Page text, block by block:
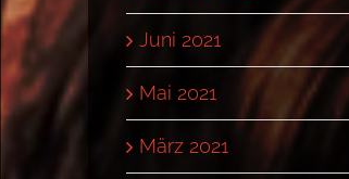
Juni 2021
Mai 2021
März 2021